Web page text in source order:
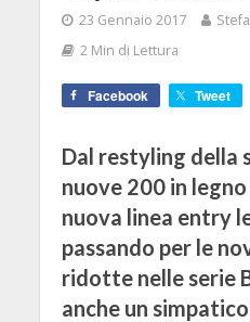
23 Gennaio 2017
2 Min di Lettura
Facebook Tweet
Dal restyling della
nuove 200 in
nuova linea entry
passando per le
ridotte nelle serie
anche un